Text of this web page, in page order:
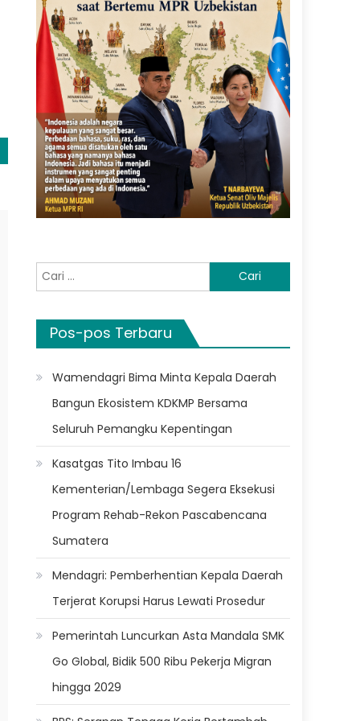
Cari
untuk:
Pos-pos Terbaru
Wamendagri Bima Minta Kepala Daerah
Bangun Ekosistem KDKMP Bersama
Seluruh Pemangku Kepentingan
Kasatgas Tito Imbau 16
Kementerian/Lembaga Segera Eksekusi
Program Rehab-Rekon Pascabencana
Sumatera
Mendagri: Pemberhentian Kepala Daerah
Terjerat Korupsi Harus Lewati Prosedur
Pemerintah Luncurkan Asta Mandala SMK
Go Global, Bidik 500 Ribu Pekerja Migran
hingga 2029